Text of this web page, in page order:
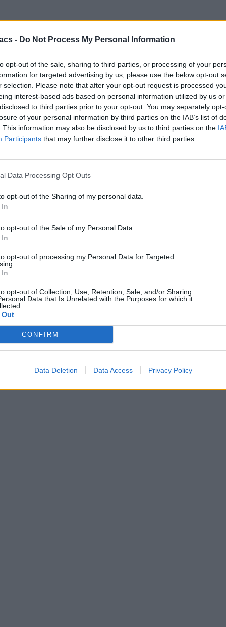
- Do Not Process My Personal Information
opt-out of the sale, sharing to third parties, or processing of your
for targeted advertising by us, please use the below opt-out
selection. Please note that after your opt-out request is processed
interest-based ads based on personal information utilized by us
to third parties prior to your opt-out. You may separately
of your personal information by third parties on the IAB’s list of
This information may also be disclosed by us to third parties on the
Participants that may further disclose it to other third parties.
Data Processing Opt Outs
opt-out of the Sharing of my personal data.
opt-out of the Sale of my Personal Data.
opt-out of processing my Personal Data for Targeted
opt-out of Collection, Use, Retention, Sale, and/or Sharing
Data that Is Unrelated with the Purposes for which it
CONFIRM
Data Deletion Data Access Privacy Policy